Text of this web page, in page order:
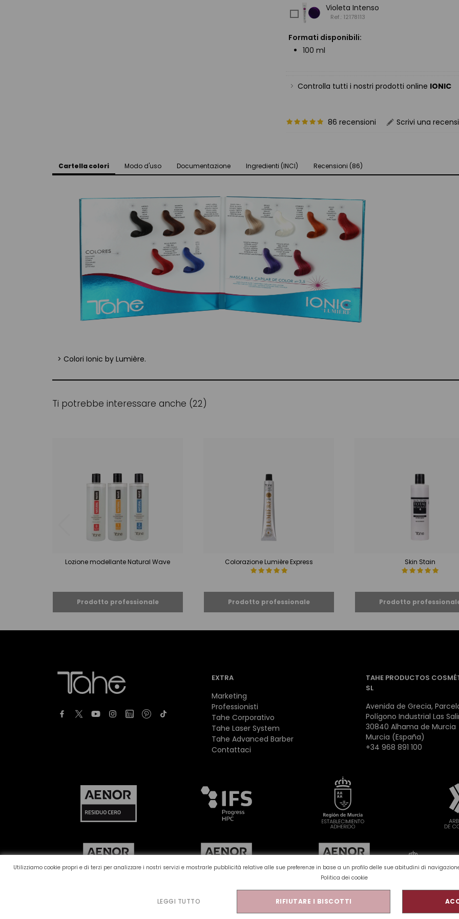
Utilizziamo cookie propri e di terzi per analizzare i nostri servizi e mostrarle pubblicità relative alle sue preferenze in base a un profilo delle sue abitudini di
Politica dei cookie
LEGGI TUTTO RIFIUTARE I BISCOTTI
Violeta Intenso
Ref.: 12178113
Formati disponibili:
100 ml
Controlla tutti i nostri prodotti online IONIC
86 recensioni Scrivi una
Cartella colori Modo d'uso Documentazione Ingredienti (INCI) Recensioni (86)
> Colori Ionic by Lumière.
Ti potrebbe interessare anche (22)
Lozione modellante Natural Wave Colorazione Lumière Express Skin Stain
EXTRA
Marketing
Professionisti
Tahe Corporativo
Tahe Laser System
Tahe Advanced Barber
Contattaci
TAHE PRODUCTOS
SL
Avenida de Grecia,
Polígono Industrial Las
30840 Alhama de Murcia
Murcia (España)
+34 968 891 100